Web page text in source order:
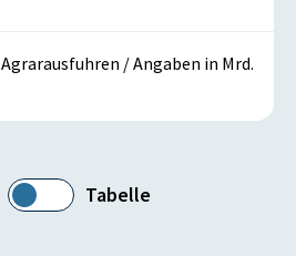
Tabelle
/ Angaben in Mrd.